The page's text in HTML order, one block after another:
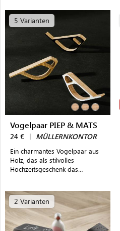
5 Varianten
Vogelpaar PIEP & MATS
24 € | MÜLLERNKONTOR
Ein charmantes Vogelpaar aus
Holz, das als stilvolles
Hochzeitsgeschenk das
2 Varianten